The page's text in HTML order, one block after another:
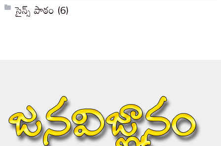
సైన్స్ పాఠం (6)